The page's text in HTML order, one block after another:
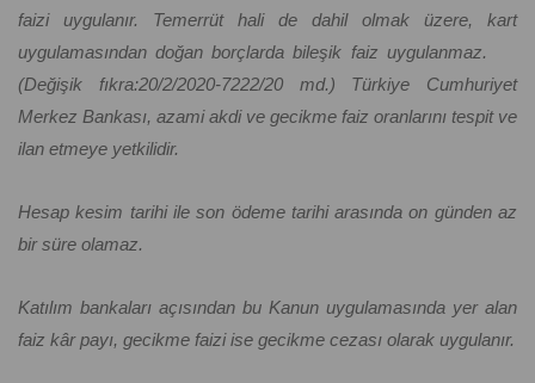
faizi uygulanır. Temerrüt hali de dahil olmak üzere, kart
uygulamasından doğan borçlarda bileşik faiz uygulanmaz.
(Değişik fıkra:20/2/2020-7222/20 md.) Türkiye Cumhuriyet
Merkez Bankası, azami akdi ve gecikme faiz oranlarını tespit ve
ilan etmeye yetkilidir.
Hesap kesim tarihi ile son ödeme tarihi arasında on günden az
bir süre olamaz.
Katılım bankaları açısından bu Kanun uygulamasında yer alan
faiz kâr payı, gecikme faizi ise gecikme cezası olarak uygulanır.